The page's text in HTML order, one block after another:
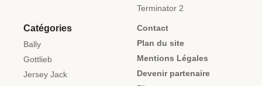
Terminator 2
Catégories
Bally
Gottlieb
Jersey Jack
Contact
Plan du site
Mentions Légales
Devenir partenaire